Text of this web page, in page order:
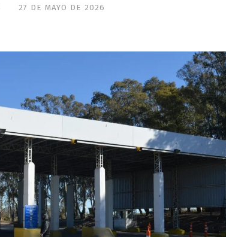
27 DE MAYO DE 2026